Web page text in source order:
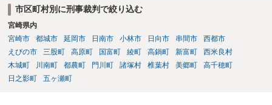
市区町村別に刑事裁判で絞り込む
宮崎県内
宮崎市
都城市 延岡市 日南市 小林市 日向市 串間市
西都市
えびの市
三股町 高原町 国富町 綾町 高鍋町 新富町
西米良村
木城町
川南町 都農町 門川町 諸塚村 椎葉村 美郷町
高千穂町
日之影町
五ヶ瀬町